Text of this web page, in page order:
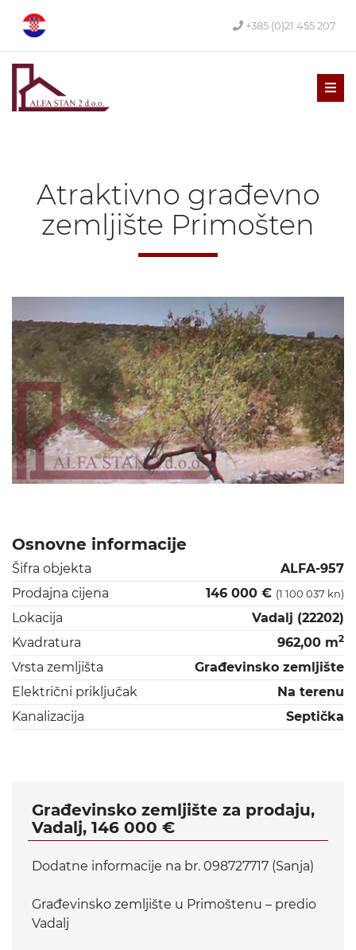
+385 (0)21 455 207
Atraktivno građevno
zemljište Primošten
Osnovne informacije
Šifra objekta
ALFA-957
Prodajna cijena
146 000 € (1 100 037 kn)
Lokacija
Vadalj (22202)
Kvadratura
962,00 m2
Vrsta zemljišta
Građevinsko zemljište
Električni priključak
Na terenu
Kanalizacija
Septička
Građevinsko zemljište za prodaju,
Vadalj, 146 000 €
Dodatne informacije na br. 098727717 (Sanja)
Građevinsko zemljište u Primoštenu – predio
Vadalj